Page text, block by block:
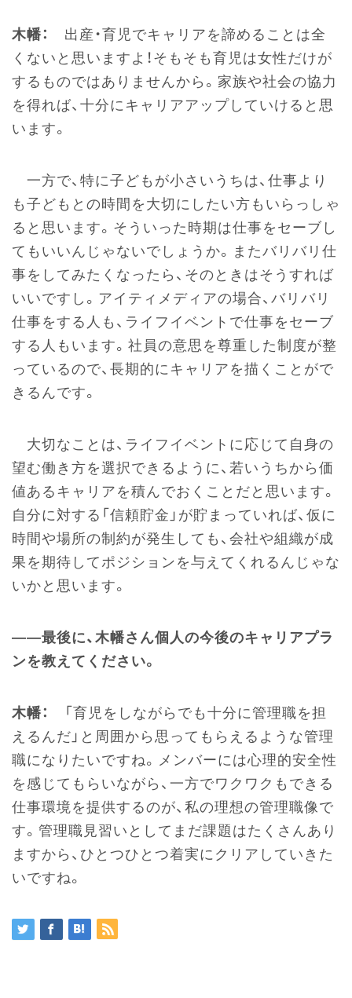
木幡：
出産・育児でキャリアを諦めることは全
くないと思いますよ！そもそも育児は女性だけが
するものではありませんから。家族や社会の協力
を得れば、十分にキャリアアップしていけると思
います。
一方で、特に子どもが小さいうちは、仕事より
も子どもとの時間を大切にしたい方もいらっしゃ
ると思います。そういった時期は仕事をセーブし
てもいいんじゃないでしょうか。またバリバリ仕
事をしてみたくなったら、そのときはそうすれば
いいですし。アイティメディアの場合、バリバリ
仕事をする人も、ライフイベントで仕事をセーブ
する人もいます。社員の意思を尊重した制度が整
っているので、長期的にキャリアを描くことがで
きるんです。
大切なことは、ライフイベントに応じて自身の
望む働き方を選択できるように、若いうちから価
値あるキャリアを積んでおくことだと思います。
自分に対する「信頼貯金」が貯まっていれば、仮に
時間や場所の制約が発生しても、会社や組織が成
果を期待してポジションを与えてくれるんじゃな
いかと思います。
――最後に、木幡さん個人の今後のキャリアプラ
ンを教えてください。
木幡：
「育児をしながらでも十分に管理職を担
えるんだ」と周囲から思ってもらえるような管理
職になりたいですね。メンバーには心理的安全性
を感じてもらいながら、一方でワクワクもできる
仕事環境を提供するのが、私の理想の管理職像で
す。管理職見習いとしてまだ課題はたくさんあり
ますから、ひとつひとつ着実にクリアしていきた
いですね。